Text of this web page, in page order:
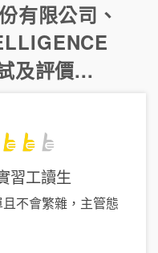
有限公司 、
及評價...
習工讀生
不會繁雜，主管態